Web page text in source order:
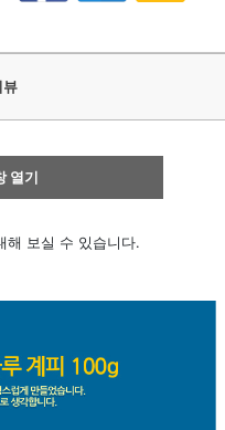
뷰
열기
해 보실 수 있습니다.